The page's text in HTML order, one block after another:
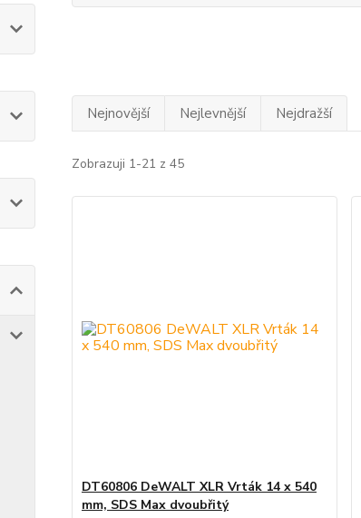
Nejnovější Nejlevnější Nejdražší
Zobrazuji 1-21 z 45
DT60806 DeWALT XLR Vrták 14 x 540
mm, SDS Max dvoubřitý